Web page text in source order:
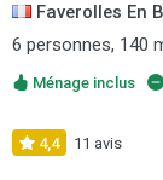
Faverolles En
6 personnes, 140
Ménage inclus
4,4 11 avis